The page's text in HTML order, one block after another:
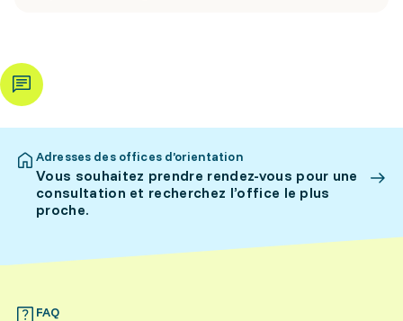
Adresses des offices d’orientation
Vous souhaitez prendre rendez-vous pour une
consultation et recherchez l’office le plus
proche.
FAQ